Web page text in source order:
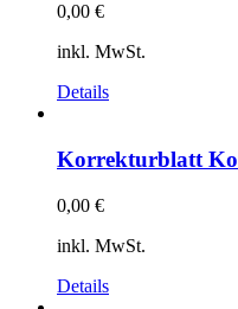
0,00 €
inkl. MwSt.
Details
Korrekturblatt
0,00 €
inkl. MwSt.
Details